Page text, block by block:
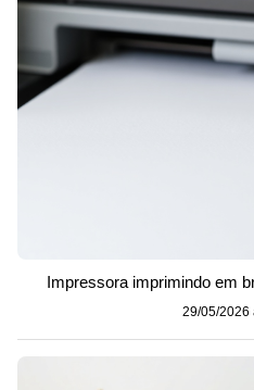
Impressora imprimindo em
29/05/2026